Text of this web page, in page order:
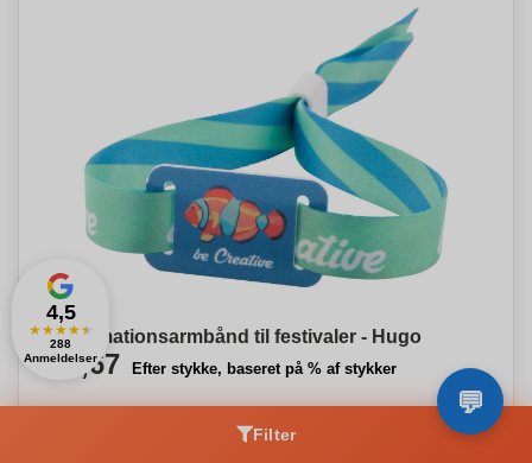
Sublimationsarmbånd til festivaler - Hugo
€0,67 Efter stykke, baseret på % af stykker
Filter
4,5
★★★★★
288
Anmeldelser